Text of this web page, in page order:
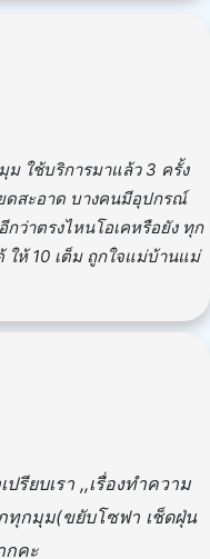
ม ใช้บริการมาแล้ว 3 ครั้ง
ดสะอาด บางคนมีอุปกรณ์
กว่าตรงไหนโอเคหรือยัง ทุก
ให้ 10 เต็ม ถูกใจแม่บ้านแม่
รียบเรา ,,เรื่องทำความ
ทุกมุม(ขยับโซฟา เช็ดฝุ่น
กคะ